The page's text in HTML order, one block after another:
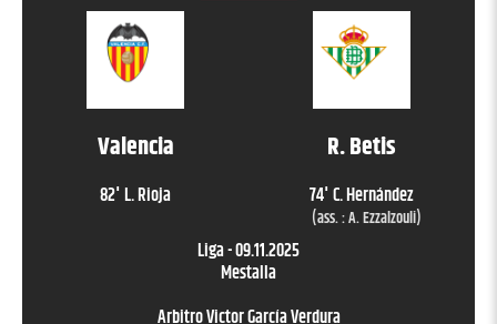
Valencia
82' L. Rioja
R. Betis
74' C. Hernández
(ass. :A. Ezzalzouli)
Liga-09.11.2025
Mestalla
ArbitroVictor García Verdura